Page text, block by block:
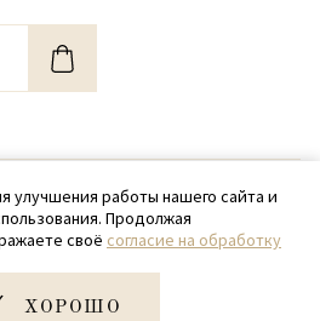
- 2026 SamPack
699-97-87
улучшения работы нашего сайта и
Продолжая
своё согласие на обработку
ХОРОШО